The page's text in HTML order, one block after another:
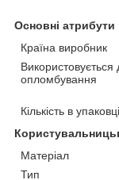
Основні атрибути
Країна виробник
Використовується
опломбування
Кількість в упаковці
Матеріал
Тип